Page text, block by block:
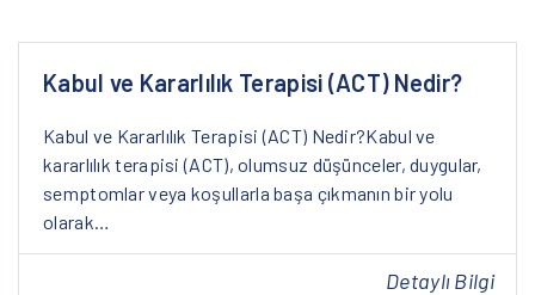
Kabul ve Kararlılık Terapisi (ACT) Nedir?
Kabul ve Kararlılık Terapisi (ACT) Nedir?Kabul ve
kararlılık terapisi (ACT), olumsuz düşünceler, duygular,
semptomlar veya koşullarla başa çıkmanın bir yolu
olarak…
Detaylı Bilgi